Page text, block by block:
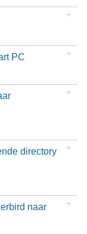
PC
directory
naar